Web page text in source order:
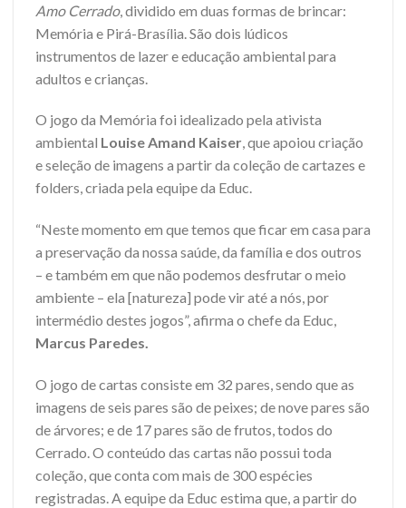
Amo Cerrado, dividido em duas formas de brincar:
Memória e Pirá-Brasília. São dois lúdicos
instrumentos de lazer e educação ambiental para
adultos e crianças.
O jogo da Memória foi idealizado pela ativista
ambiental Louise Amand Kaiser, que apoiou criação
e seleção de imagens a partir da coleção de cartazes e
folders, criada pela equipe da Educ.
“Neste momento em que temos que ficar em casa para
a preservação da nossa saúde, da família e dos outros
– e também em que não podemos desfrutar o meio
ambiente – ela [natureza] pode vir até a nós, por
intermédio destes jogos”, afirma o chefe da Educ,
Marcus Paredes.
O jogo de cartas consiste em 32 pares, sendo que as
imagens de seis pares são de peixes; de nove pares são
de árvores; e de 17 pares são de frutos, todos do
Cerrado. O conteúdo das cartas não possui toda
coleção, que conta com mais de 300 espécies
registradas. A equipe da Educ estima que, a partir do